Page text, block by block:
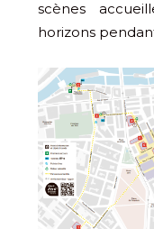
scènes
horizons